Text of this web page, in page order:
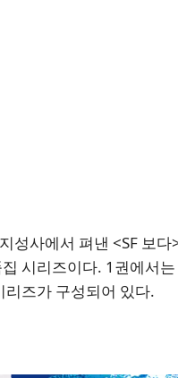
성사에서 펴낸 <SF 보
시리즈이다. 1권에서
리즈가 구성되어 있다.